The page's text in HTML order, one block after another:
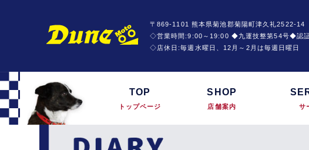
〒869-1101 熊本県菊池郡菊陽町津久礼2522-
◇営業時間:9:00～19:00 ◆九運技整第54号◆認
◇店休日:毎週水曜日、12月～2月は毎週日曜日
TOP
トップページ
SHOP
店舗案内 サ